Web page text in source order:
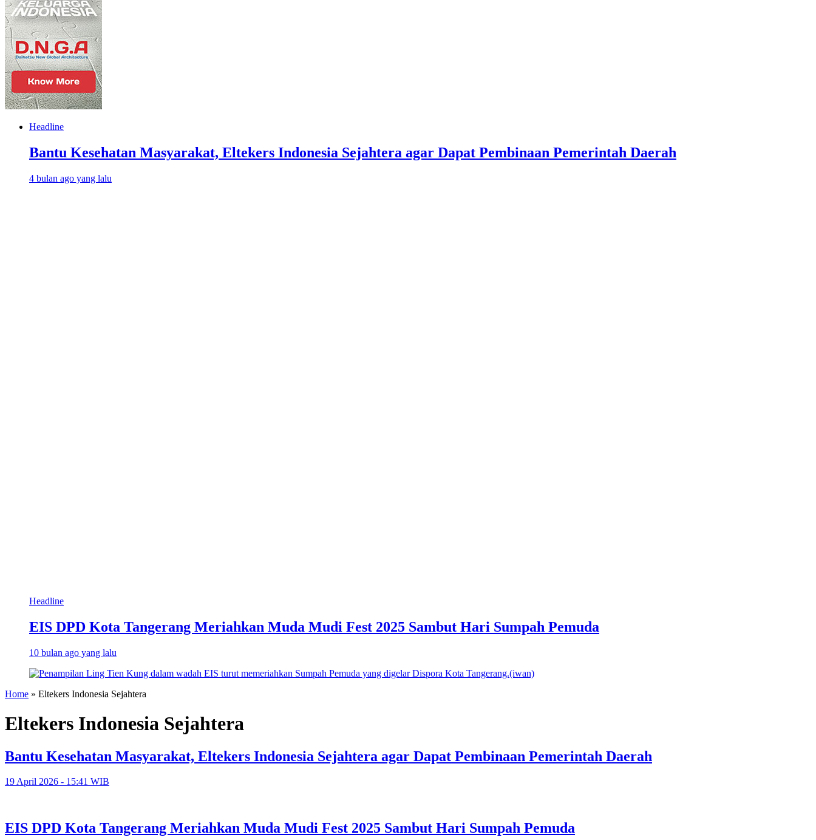
Headline
Bantu Kesehatan Masyarakat, Eltekers Indonesia Sejahtera agar Dapat Pembinaan Pemerintah Daerah
4 bulan ago yang lalu
Headline
EIS DPD Kota Tangerang Meriahkan Muda Mudi Fest 2025 Sambut Hari Sumpah Pemuda
10 bulan ago yang lalu
Home » Eltekers Indonesia Sejahtera
Eltekers Indonesia Sejahtera
Bantu Kesehatan Masyarakat, Eltekers Indonesia Sejahtera agar Dapat Pembinaan Pemerintah Daerah
19 April 2026 - 15:41 WIB
EIS DPD Kota Tangerang Meriahkan Muda Mudi Fest 2025 Sambut Hari Sumpah Pemuda